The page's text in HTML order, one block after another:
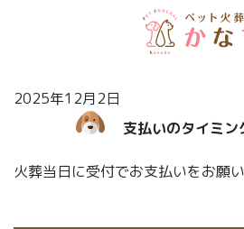
2025年12月2日
支払いのタイミン
火葬当日に受付でお支払いをお願い